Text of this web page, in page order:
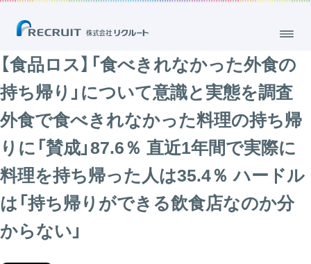
【食品ロス】「食べきれなかった外食の
持ち帰り」について意識と実態を調査
外食で食べきれなかった料理の持ち帰
りに「賛成」87.6％ 直近1年間で実際に
料理を持ち帰った人は35.4％ ハードル
は「持ち帰りができる飲食店なのか分
からない」